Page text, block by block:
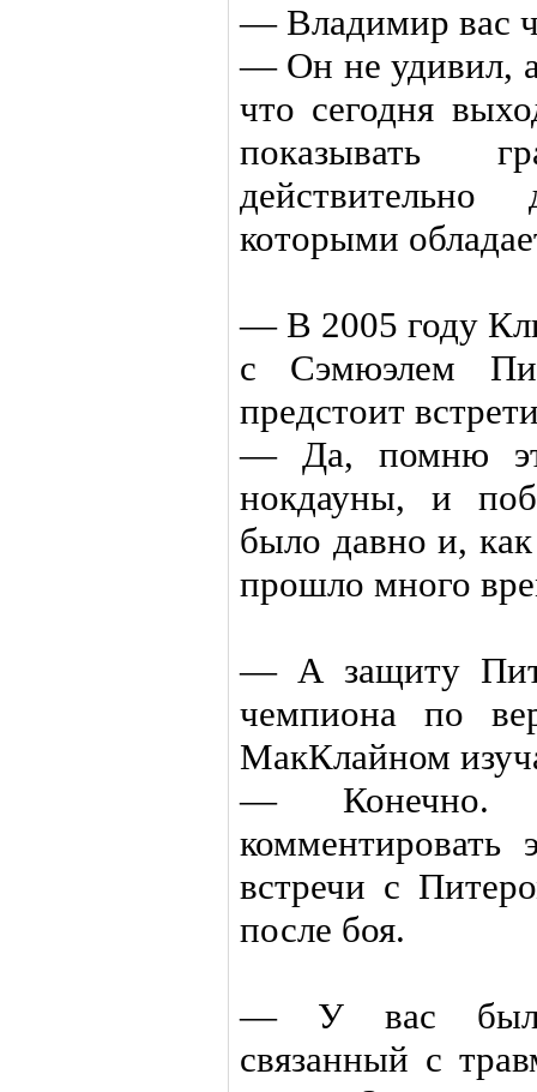
— Владимир вас
— Он не удивил,
что сегодня
показывать
которыми
— В 2005 году
с Сэмюэлем
предстоит
— Да, помню
нокдауны, и
было давно и,
прошло много
— А защиту
чемпиона по
МакКлайном
— Конечно.
встречи с
после боя.
— У вас был
связанный с